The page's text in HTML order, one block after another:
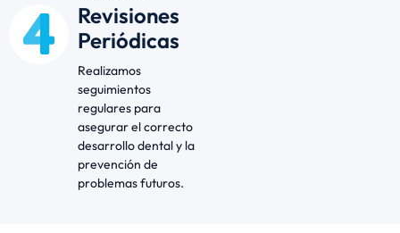
Revisiones
Periódicas
Realizamos
seguimientos
regulares para
asegurar el correcto
desarrollo dental y la
prevención de
problemas futuros.